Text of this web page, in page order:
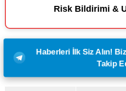
Risk Bildirimi &
Haberleri İlk Siz Alın!
Takip